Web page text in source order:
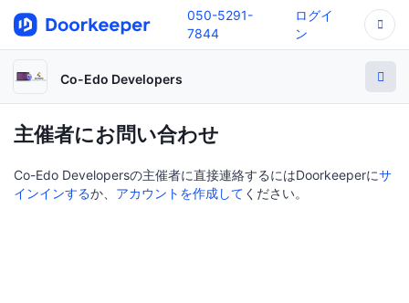
050-5291-
7844
ログイ
ン
Co-Edo Developers
主催者にお問い合わせ
Co-Edo Developersの主催者に直接連絡するにはDoorkeeperにサ
インインするか、 アカウントを作成して ください。